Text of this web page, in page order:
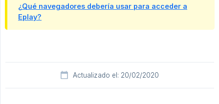
¿Qué navegadores debería usar para acceder a
Eplay?
Actualizado el: 20/02/2020